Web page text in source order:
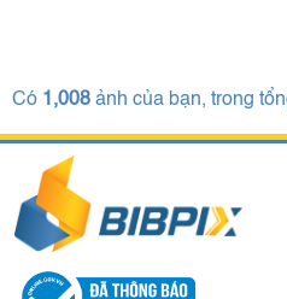
Có 1,008 ảnh của bạn, trong